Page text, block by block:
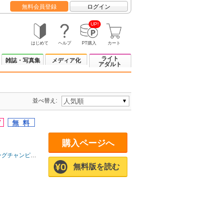
無料会員登録 ログイン
はじめて ヘルプ
UP!
PT購入 カート
雑誌・写真集 メディア化
ライト
アダルト
並べ替え:
ャンピオン
購入ページへ
無料版を読む